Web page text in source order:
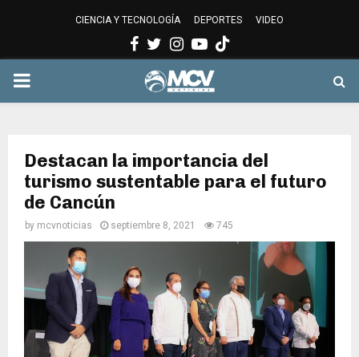
CIENCIA Y TECNOLOGÍA DEPORTES VIDEO
Facebook
Twitter
Instagram
Youtube
PRIMARY
Destacan la importancia del
turismo sustentable para el futuro
de Cancún
by mcvnoticias septiembre 8, 2021 745